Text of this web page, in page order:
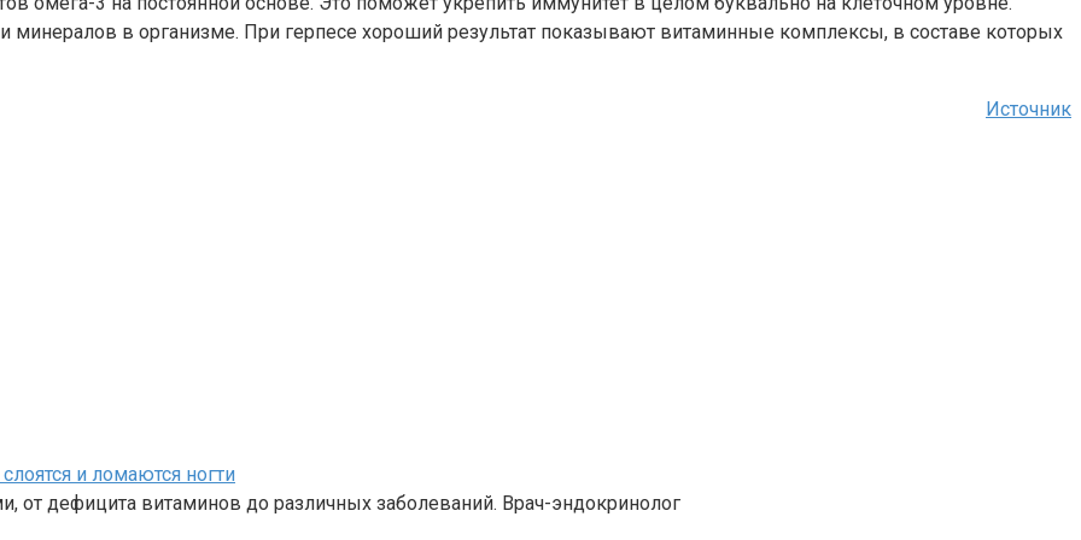
в организме. При герпесе хороший результат показывают витаминные комплексы, в составе которых
Источник
и ломаются ногти
от дефицита витаминов до различных заболеваний. Врач-эндокринолог